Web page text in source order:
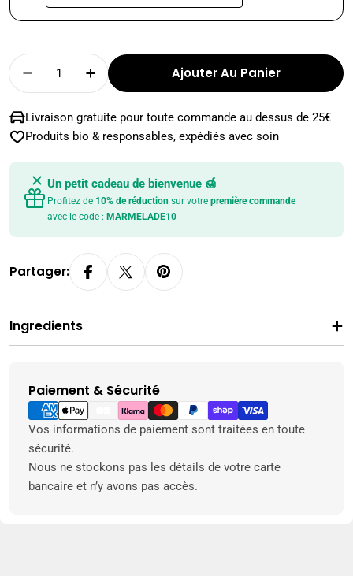
Quantité
Diminuer La Quantité Pour POUDRE LAVE-
Augmenter La Quantité Pour
Ajouter Au Panier
Livraison gratuite pour toute commande au dessus de 25€
Produits bio & responsables, expédiés avec soin
Un petit cadeau de bienvenue 🍯
Profitez de 10% de réduction sur votre première commande
avec le code : MARMELADE10
Partager:
Ingredients
Paiement & Sécurité
Modes
paiement
Vos informations de paiement sont traitées en toute
sécurité.
Nous ne stockons pas les détails de votre carte
bancaire et n’y avons pas accès.